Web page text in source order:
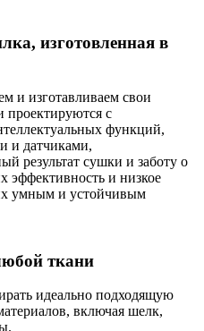
изготовленная в
и изготавливаем свои
проектируются с
функций,
и датчиками,
результат сушки и заботу о
эффективность и низкое
умным и устойчивым
ткани
идеально подходящую
включая шелк,